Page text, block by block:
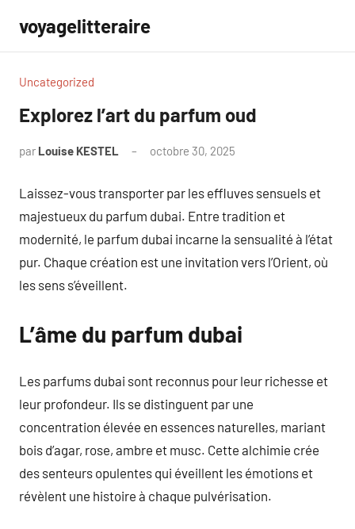
contenu
voyagelitteraire
Uncategorized
Explorez l’art du parfum oud
par Louise KESTEL octobre 30, 2025
Laissez-vous transporter par les effluves sensuels et
majestueux du parfum dubai. Entre tradition et
modernité, le parfum dubai incarne la sensualité à l’état
pur. Chaque création est une invitation vers l’Orient, où
les sens s’éveillent.
L’âme du parfum dubai
Les parfums dubai sont reconnus pour leur richesse et
leur profondeur. Ils se distinguent par une
concentration élevée en essences naturelles, mariant
bois d’agar, rose, ambre et musc. Cette alchimie crée
des senteurs opulentes qui éveillent les émotions et
révèlent une histoire à chaque pulvérisation.